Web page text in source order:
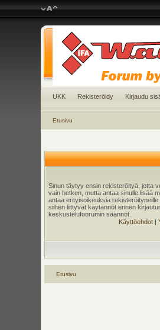
UKK Rekisteröidy Kirjaudu
Etusivu
Sinun täytyy ensin rekisteröityä, jotta
vain hetken, mutta antaa sinulle lisää
antaa erityisoikeuksia
siihen liittyvät käytännöt ennen
keskustelufoorumin säännöt.
Käyttöehdot|
Etusivu